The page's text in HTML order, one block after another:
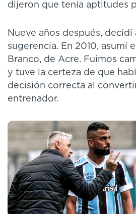
dijeron que tenía aptitudes
Nueve años después, decidí
sugerencia. En 2010, asumí
Branco, de Acre. Fuimos
y tuve la certeza de que
decisión correcta al
entrenador.